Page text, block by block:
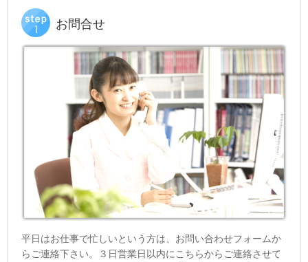
お問合せ
平日はお仕事で忙しいという方は、お問い合わせフォームか
らご連絡下さい。３日営業日以内にこちらからご連絡させて